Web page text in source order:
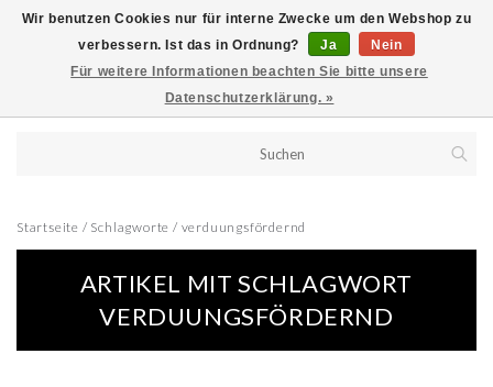
Startseite / Schlagworte / verduungsfördernd
ARTIKEL MIT SCHLAGWORT
VERDUUNGSFÖRDERND
Wir benutzen Cookies nur für interne Zwecke um den Webshop zu
verbessern. Ist das in Ordnung?
Ja
Nein
Für weitere Informationen beachten Sie bitte unsere
Datenschutzerklärung. »